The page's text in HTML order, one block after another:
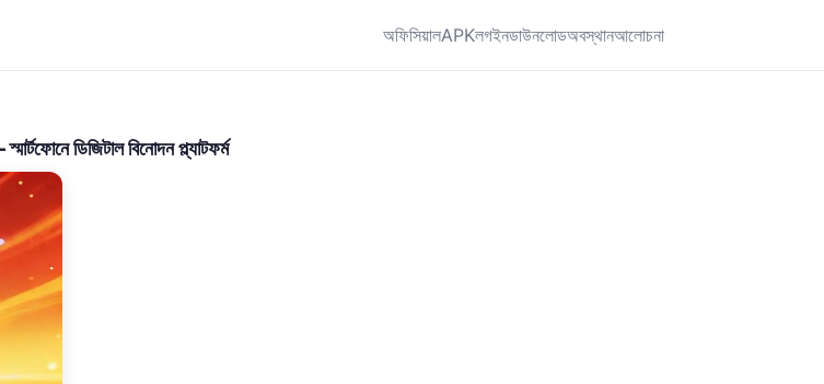
অফিসিয়ালAPKলগইনডাউনলোডঅবস্থানআলোচনা
ডিজিটাল বিনোদন প্ল্যাটফর্ম